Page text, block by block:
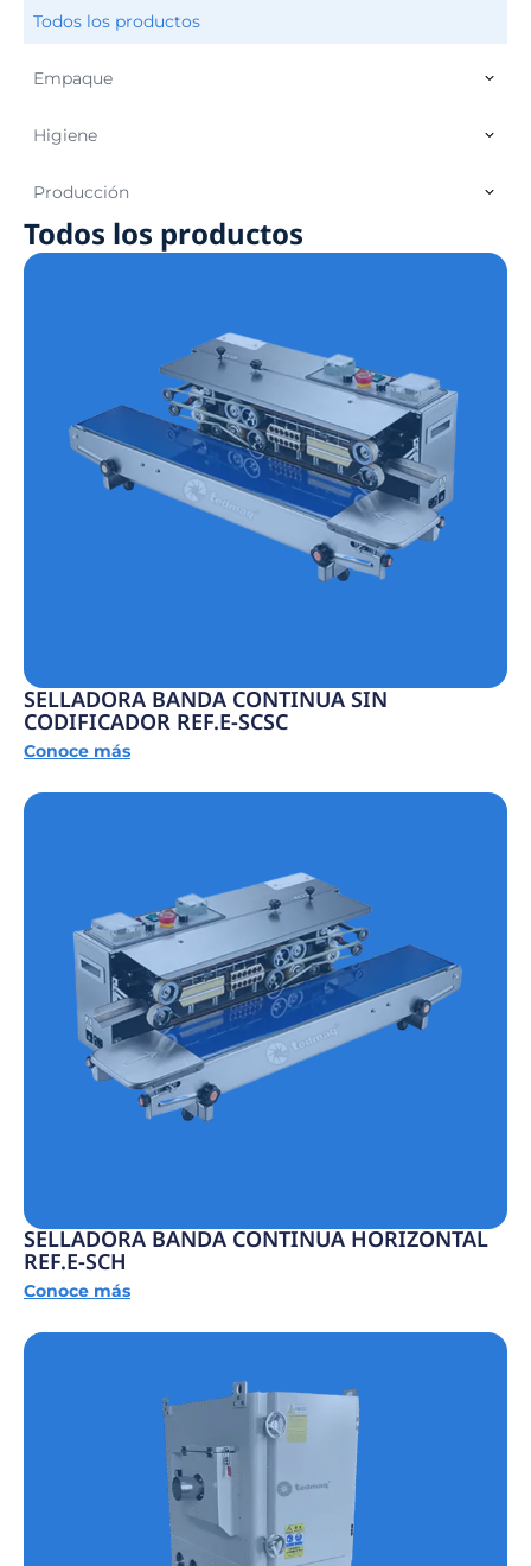
Empaque
Higiene
Producción
Todos los productos
Todos los productos
SELLADORA BANDA CONTINUA SIN
CODIFICADOR REF.E-SCSC
Conoce más
SELLADORA BANDA CONTINUA HORIZONTAL
REF.E-SCH
Conoce más